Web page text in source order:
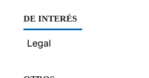
DE INTERÉS
Legal